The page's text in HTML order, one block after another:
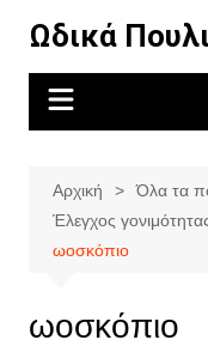
περιεχόμενο
Ωδικά
Αρχική Όλα τα
Έλεγχος
ωοσκόπιο
ωοσκόπιο